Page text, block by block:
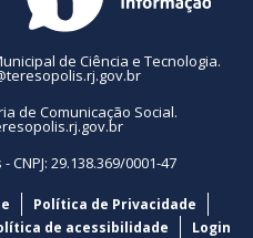
de Ciência e Tecnologia.
de Comunicação Social.
29.138.369/0001-47
Política de Privacidade
de acessibilidade Login